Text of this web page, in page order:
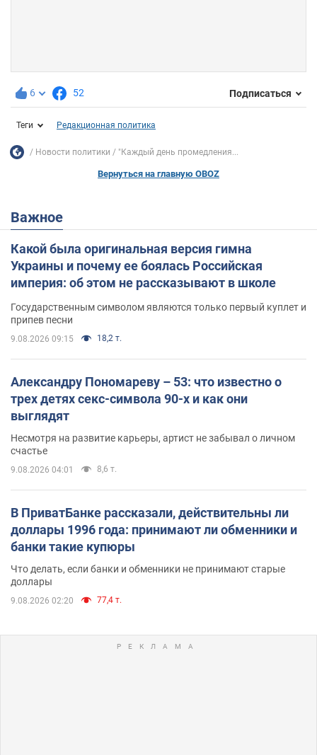
6 52 Подписаться
Теги Редакционная политика
Новости политики "Каждый день промедления...
Вернуться на главную OBOZ
Важное
Какой была оригинальная версия гимна
Украины и почему ее боялась Российская
империя: об этом не рассказывают в школе
Государственным символом являются только первый куплет и
припев песни
9.08.2026 09:15 18,2 т.
Александру Пономареву – 53: что известно о
трех детях секс-символа 90-х и как они
выглядят
Несмотря на развитие карьеры, артист не забывал о личном
счастье
9.08.2026 04:01 8,6 т.
В ПриватБанке рассказали, действительны ли
доллары 1996 года: принимают ли обменники и
банки такие купюры
Что делать, если банки и обменники не принимают старые
доллары
9.08.2026 02:20 77,4 т.